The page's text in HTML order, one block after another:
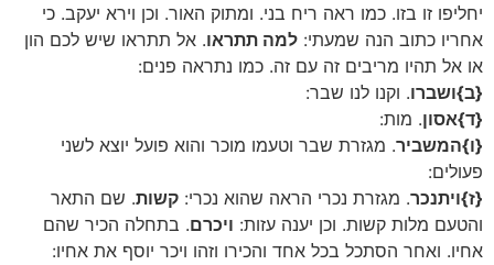
יחליפו זו בזו. כמו ראה ריח בני. ומתוק האור. וכן וירא יעקב. כי
אחריו כתוב הנה שמעתי: למה תתראו. אל תתראו שיש לכם הון
או אל תהיו מריבים זה עם זה. כמו נתראה פנים:
{ב}ושברו. וקנו לנו שבר:
{ד}אסון. מות:
{ו}המשביר. מגזרת שבר וטעמו מוכר והוא פועל יוצא לשני
פעולים:
{ז}ויתנכר. מגזרת נכרי הראה שהוא נכרי: קשות. שם התאר
והטעם מלות קשות. וכן יענה עזות: ויכרם. בתחלה הכיר שהם
אחיו. ואחר הסתכל בכל אחד והכירו וזהו ויכר יוסף את אחיו: